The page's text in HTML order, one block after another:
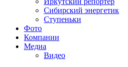
Сибирский энергетик
Ступеньки
Фото
Компании
Медиа
Видео